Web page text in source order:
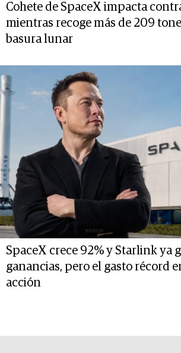
Cohete de SpaceX impacta
mientras recoge más de 209
basura lunar
SpaceX crece 92% y Starlink ya
ganancias, pero el gasto récord
acción